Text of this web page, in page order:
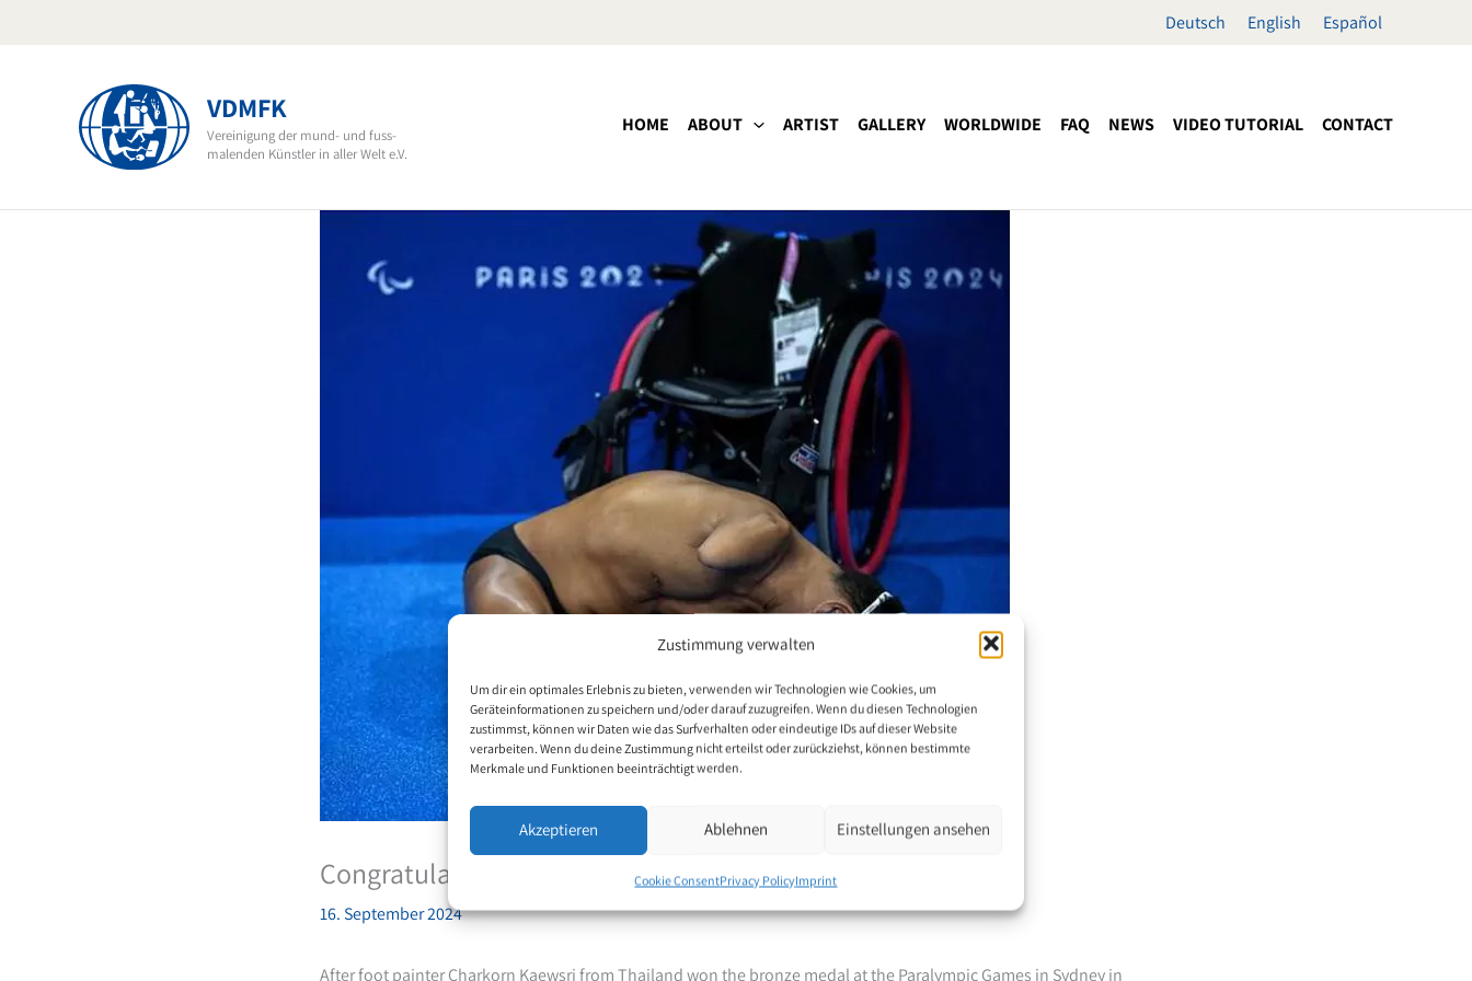
Zustimmung verwalten
Um dir ein optimales Erlebnis zu bieten, verwenden wir Technologien wie Cookies, um
Geräteinformationen zu speichern und/oder darauf zuzugreifen. Wenn du diesen Technologien
zustimmst, können wir Daten wie das Surfverhalten oder eindeutige IDs auf dieser Website
verarbeiten. Wenn du deine Zustimmung nicht erteilst oder zurückziehst, können bestimmte
Merkmale und Funktionen beeinträchtigt werden.
Akzeptieren Ablehnen Einstellungen ansehen
Cookie ConsentPrivacy PolicyImprint
Deutsch English Español
VDMFK
Vereinigung der mund- und fuss-
malenden Künstler in aller Welt e.V.
HOME ABOUT ARTIST GALLERY WORLDWIDE FAQ NEWS VIDEO TUTORIAL CONTACT
Congratulations
16. September 2024
After foot painter Charkorn Kaewsri from Thailand won the bronze medal at the Paralympic Games in Sydney in